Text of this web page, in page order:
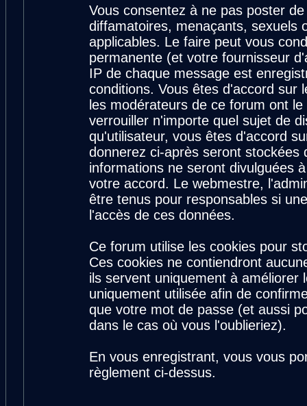
Vous consentez à ne pas poster
diffamatoires, menaçants, sexuels
applicables. Le faire peut vous
permanente (et votre fournisseur
IP de chaque message est
conditions. Vous êtes d'accord sur
les modérateurs de ce forum ont
verrouiller n'importe quel sujet de
qu'utilisateur, vous êtes d'accord
donnerez ci-après seront stockées
informations ne seront divulguées
votre accord. Le webmestre,
être tenus pour responsables si
l'accès de ces données.
Ce forum utilise les cookies pour
Ces cookies ne contiendront
ils servent uniquement à
uniquement utilisée afin de
que votre mot de passe (et aussi
dans le cas où vous l'oublieriez).
En vous enregistrant, vous vous
règlement ci-dessus.